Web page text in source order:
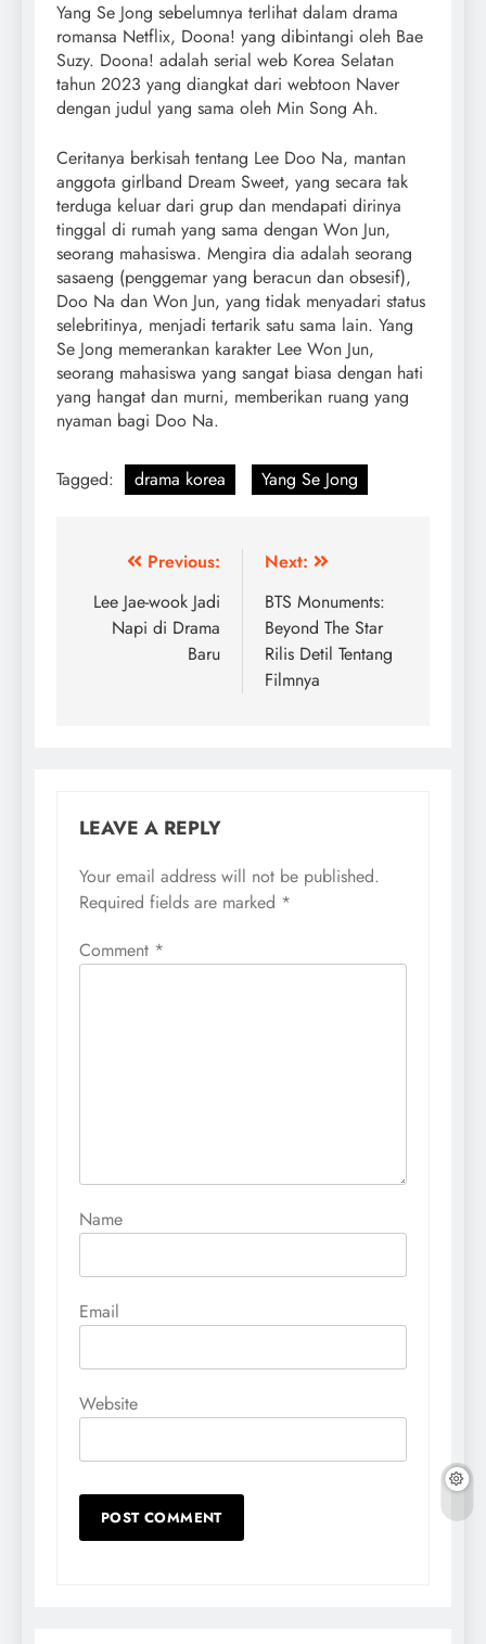
Yang Se Jong sebelumnya terlihat dalam drama
romansa Netflix, Doona! yang dibintangi oleh Bae
Suzy. Doona! adalah serial web Korea Selatan
tahun 2023 yang diangkat dari webtoon Naver
dengan judul yang sama oleh Min Song Ah.
Ceritanya berkisah tentang Lee Doo Na, mantan
anggota girlband Dream Sweet, yang secara tak
terduga keluar dari grup dan mendapati dirinya
tinggal di rumah yang sama dengan Won Jun,
seorang mahasiswa. Mengira dia adalah seorang
sasaeng (penggemar yang beracun dan obsesif),
Doo Na dan Won Jun, yang tidak menyadari status
selebritinya, menjadi tertarik satu sama lain. Yang
Se Jong memerankan karakter Lee Won Jun,
seorang mahasiswa yang sangat biasa dengan hati
yang hangat dan murni, memberikan ruang yang
nyaman bagi Doo Na.
Tagged: drama korea Yang Se Jong
navigation
Previous:
Lee Jae-wook Jadi
Napi di Drama
Baru
Next:
BTS Monuments:
Beyond The Star
Rilis Detil Tentang
Filmnya
LEAVE A REPLY
Your email address will not be published.
Required fields are marked *
Comment *
Name
Email
Website